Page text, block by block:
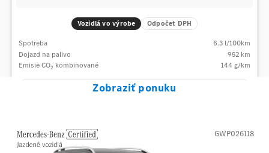
Vozidlá vo výrobe Odpočet DPH
Spotreba 6.3 l/100km
Dojazd na palivo
952 km
Emisie CO2 kombinované 144g/km
Zobraziť ponuku
GWP026118